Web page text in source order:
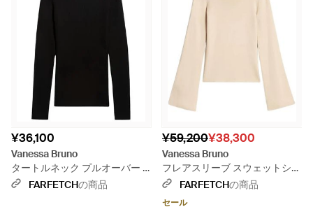
¥36,100
Vanessa Bruno
タートルネック プルオーバー -
ブラックFARFETCHの商品
¥59,200¥38,300
Vanessa Bruno
フレアスリーブ スウェットシャ
ツ - ホワイト
FARFETCHの商品
セール